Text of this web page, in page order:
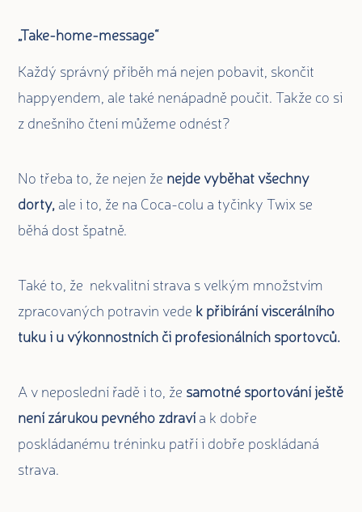
„Take-home-message“
Každý správný příběh má nejen pobavit, skončit
happyendem, ale také nenápadně poučit. Takže co si
z dnešního čtení můžeme odnést?
No třeba to, že nejen že nejde vyběhat všechny
dorty, ale i to, že na Coca-colu a tyčinky Twix se
běhá dost špatně.
Také to, že nekvalitní strava s velkým množstvím
zpracovaných potravin vede k přibírání viscerálního
tuku i u výkonnostních či profesionálních sportovců.
A v neposlední řadě i to, že samotné sportování ještě
není zárukou pevného zdraví a k dobře
poskládanému tréninku patří i dobře poskládaná
strava.